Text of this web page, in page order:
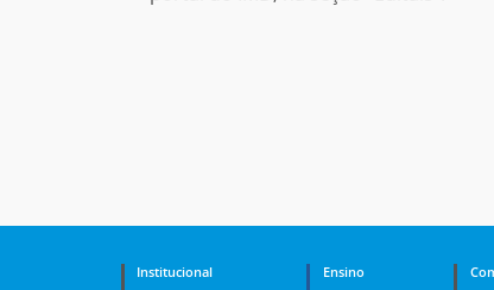
Institucional
Ensino